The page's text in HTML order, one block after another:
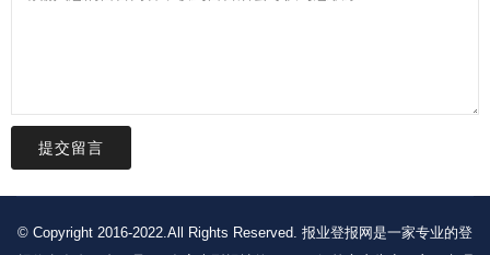
提交留言
© Copyright 2016-2022.All Rights Reserved. 报业登报网是一家专业的登